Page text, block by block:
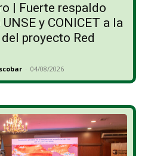
| Fuerte respaldo
y CONICET a la
proyecto Red
- 04/08/2026